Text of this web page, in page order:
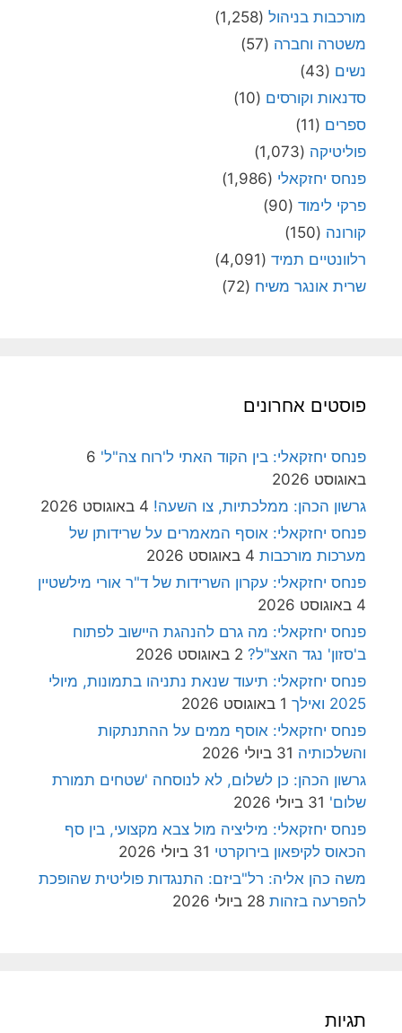
מורכבות בניהול (1,258)
משטרה וחברה (57)
נשים (43)
סדנאות וקורסים (10)
ספרים (11)
פוליטיקה (1,073)
פנחס יחזקאלי (1,986)
פרקי לימוד (90)
קורונה (150)
רלוונטיים תמיד (4,091)
שרית אונגר משיח (72)
פוסטים אחרונים
פנחס יחזקאלי: בין הקוד האתי ל'רוח צה"ל' 6
באוגוסט 2026
גרשון הכהן: ממלכתיות, צו השעה! 4 באוגוסט 2026
פנחס יחזקאלי: אוסף המאמרים על שרידותן של
מערכות מורכבות 4 באוגוסט 2026
פנחס יחזקאלי: עקרון השרידות של ד"ר אורי מילשטיין
4 באוגוסט 2026
פנחס יחזקאלי: מה גרם להנהגת היישוב לפתוח
ב'סזון' נגד האצ"ל? 2 באוגוסט 2026
פנחס יחזקאלי: תיעוד שנאת נתניהו בתמונות, מיולי
2025 ואילך
1 באוגוסט 2026
פנחס יחזקאלי: אוסף ממים על ההתנתקות
והשלכותיה 31 ביולי 2026
גרשון הכהן: כן לשלום, לא לנוסחה 'שטחים תמורת
שלום' 31 ביולי 2026
פנחס יחזקאלי: מיליציה מול צבא מקצועי, בין סף
הכאוס לקיפאון בירוקרטי 31 ביולי 2026
משה כהן אליה: רל"ביזם: התנגדות פוליטית שהופכת
להפרעה בזהות 28 ביולי 2026
תגיות